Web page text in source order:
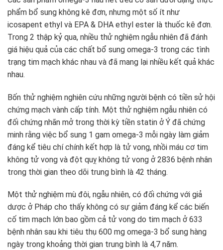
phẩm bổ sung không kê đơn, nhưng một số ít như
icosapent ethyl và EPA & DHA ethyl ester là thuốc kê đơn.
Trong 2 thập kỷ qua, nhiều thử nghiệm ngẫu nhiên đã đánh
giá hiệu quả của các chất bổ sung omega-3 trong các tình
trạng tim mạch khác nhau và đã mang lại nhiều kết quả khác
nhau.
Bốn thử nghiệm nghiên cứu những người bệnh có tiền sử hội
chứng mạch vành cấp tính. Một thử nghiệm ngẫu nhiên có
đối chứng nhãn mở trong thời kỳ tiền statin ở Ý đã chứng
minh rằng việc bổ sung 1 gam omega-3 mỗi ngày làm giảm
đáng kể tiêu chí chính kết hợp là tử vong, nhồi máu cơ tim
không tử vong và đột quỵ không tử vong ở 2836 bệnh nhân
trong thời gian theo dõi trung bình là 42 tháng.
Một thử nghiệm mù đôi, ngẫu nhiên, có đối chứng với giả
dược ở Pháp cho thấy không có sự giảm đáng kể các biến
cố tim mạch lớn bao gồm cả tử vong do tim mạch ở 633
bệnh nhân sau khi tiêu thụ 600 mg omega-3 bổ sung hàng
ngày trong khoảng thời gian trung bình là 4,7 năm.